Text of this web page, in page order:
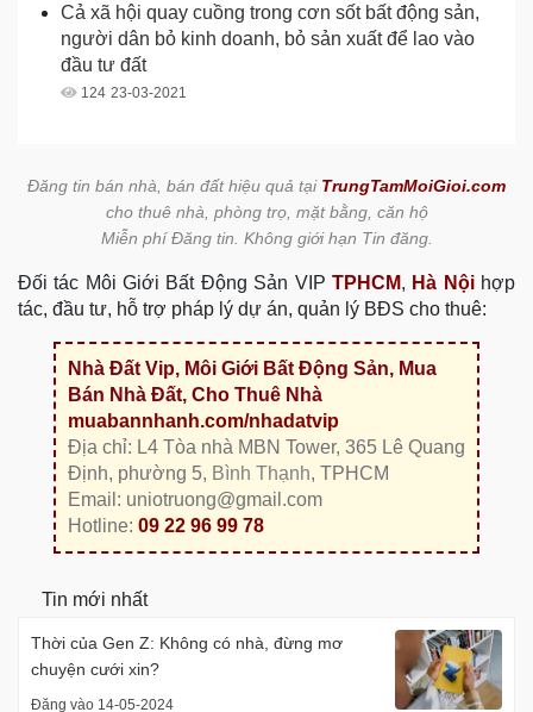
Cả xã hội quay cuồng trong cơn sốt bất động sản,
người dân bỏ kinh doanh, bỏ sản xuất để lao vào
đầu tư đất
124 23-03-2021
Đăng tin bán nhà, bán đất hiệu quả tại TrungTamMoiGioi.com
cho thuê nhà, phòng trọ, mặt bằng, căn hộ
Miễn phí Đăng tin. Không giới hạn Tin đăng.
Đối tác Môi Giới Bất Động Sản VIP TPHCM, Hà Nộihợp
tác, đầu tư, hỗ trợ pháp lý dự án, quản lý BĐS cho thuê:
Nhà Đất Vip, Môi Giới Bất Động Sản, Mua
Bán Nhà Đất, Cho Thuê Nhà
muabannhanh.com/nhadatvip
Địa chỉ: L4 Tòa nhà MBN Tower, 365 Lê Quang
Định, phường 5, Bình Thạnh, TPHCM
Email: uniotruong@gmail.com
Hotline: 09 22 96 99 78
Tin mới nhất
Thời của Gen Z: Không có nhà, đừng mơ
chuyện cưới xin?
Đăng vào 14-05-2024